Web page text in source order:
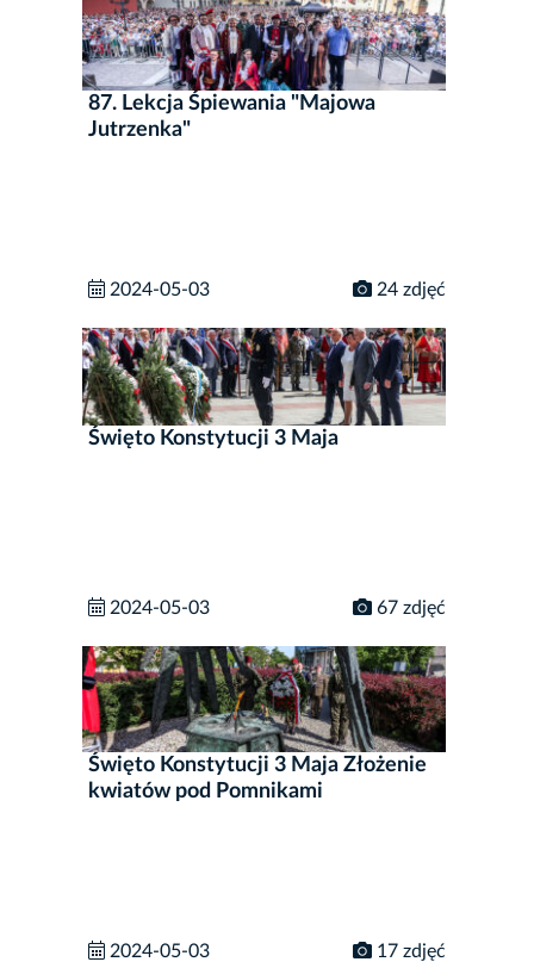
87. Lekcja Śpiewania "Majowa
Jutrzenka"
2024-05-03 24 zdjęć
Święto Konstytucji 3 Maja
2024-05-03 67 zdjęć
Święto Konstytucji 3 Maja Złożenie
kwiatów pod Pomnikami
2024-05-03 17 zdjęć